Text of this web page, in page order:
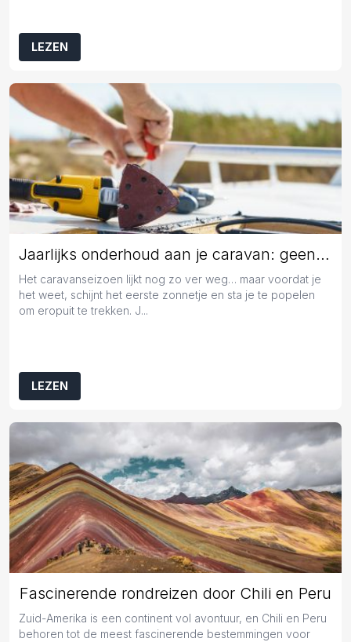
LEZEN
Jaarlijks onderhoud aan je caravan: geen overbodige luxe
Het caravanseizoen lijkt nog zo ver weg… maar voordat je
het weet, schijnt het eerste zonnetje en sta je te popelen
om eropuit te trekken. J...
LEZEN
Fascinerende rondreizen door Chili en Peru
Zuid-Amerika is een continent vol avontuur, en Chili en Peru
behoren tot de meest fascinerende bestemmingen voor